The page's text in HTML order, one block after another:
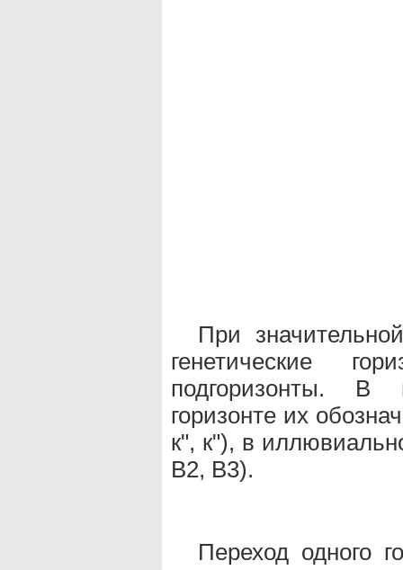
При
генетические
подгоризонты. В
горизонте их
к", к"), в
В2, В3).
Переход одного